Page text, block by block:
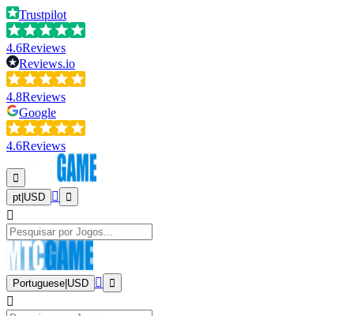
Trustpilot
4.6Reviews
Reviews.io
4.8Reviews
Google
4.6Reviews
pt USD
Portuguese USD